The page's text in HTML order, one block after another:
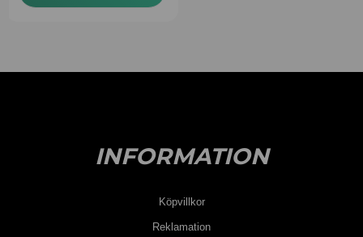
INFORMATION
Köpvillkor
Reklamation